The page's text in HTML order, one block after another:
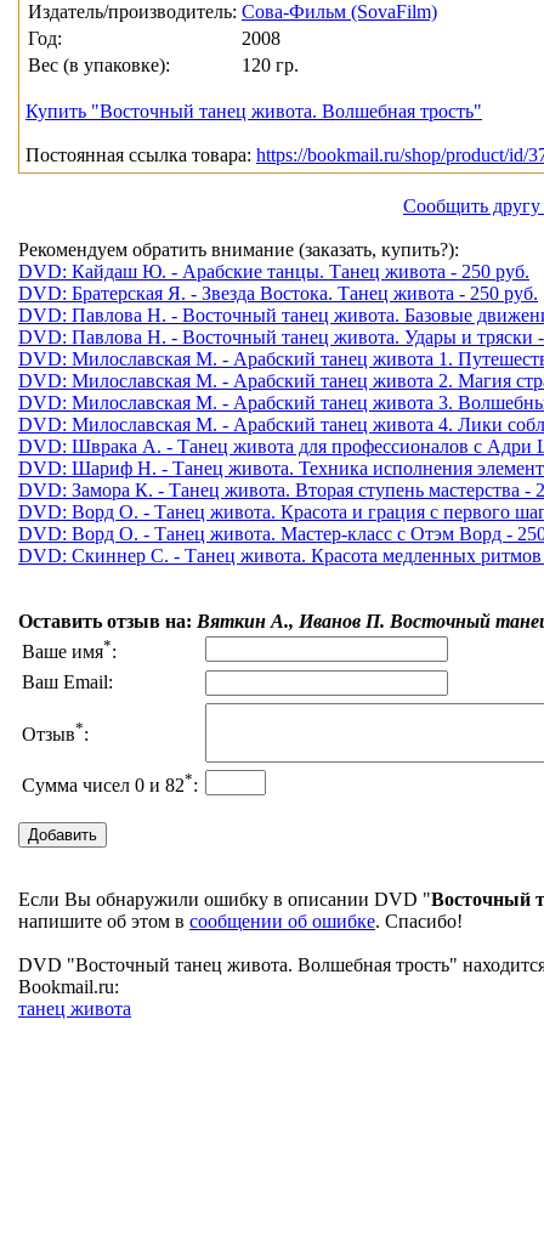
Издатель/производитель: Сова-Фильм (SovaFilm)
Год:
2008
Вес (в упаковке):
120 гр.
Купить "Восточный танец живота. Волшебная трость"
Постоянная ссылка товара: https://bookmail.ru/shop/product/id/
Сообщить
Рекомендуем обратить внимание (заказать, купить?):
DVD: Кайдаш Ю. - Арабские танцы. Танец живота - 250 руб.
DVD: Братерская Я. - Звезда Востока. Танец живота - 250 руб.
DVD: Павлова Н. - Восточный танец живота. Базовые
DVD: Павлова Н. - Восточный танец живота. Удары и тряски
DVD: Милославская М. - Арабский танец живота 1.
DVD: Милославская М. - Арабский танец живота 2. Магия
DVD: Милославская М. - Арабский танец живота 3.
DVD: Милославская М. - Арабский танец живота 4. Лики
DVD: Шврака А. - Танец живота для профессионалов с Адри
DVD: Шариф Н. - Танец живота. Техника исполнения
DVD: Замора К. - Танец живота. Вторая ступень мастерства -
DVD: Ворд О. - Танец живота. Красота и грация с первого
DVD: Ворд О. - Танец живота. Мастер-класс с Отэм Ворд -
DVD: Скиннер С. - Танец живота. Красота медленных
Оставить отзыв на: Вяткин А., Иванов П. Восточный
Ваше имя*:
Ваш Email:
Отзыв*:
Сумма чисел 0 и 82*:
Если Вы обнаружили ошибку в описании DVD "Восточный
напишите об этом в сообщении об ошибке. Спасибо!
DVD "Восточный танец живота. Волшебная трость"
Bookmail.ru:
танец живота